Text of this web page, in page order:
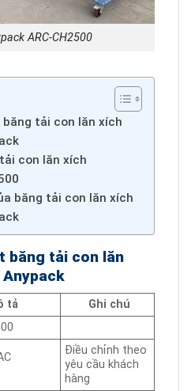
ARC-CH2500
tải con lăn xích
con lăn xích
băng tải con lăn xích
băng tải con lăn
Anypack
tả
Ghi chú
Điều chỉnh theo
yêu cầu khách
hàng